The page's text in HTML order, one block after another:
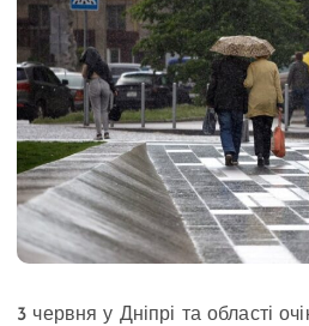
3 червня у Дніпрі та області